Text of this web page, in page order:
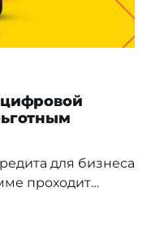
цифровой
для бизнеса
проходит
"Даму"